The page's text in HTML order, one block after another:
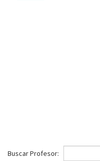
Buscar Profesor: